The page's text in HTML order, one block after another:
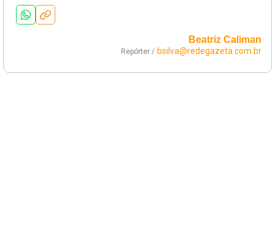
Beatriz Caliman
Repórter / bsilva@redegazeta.com.br